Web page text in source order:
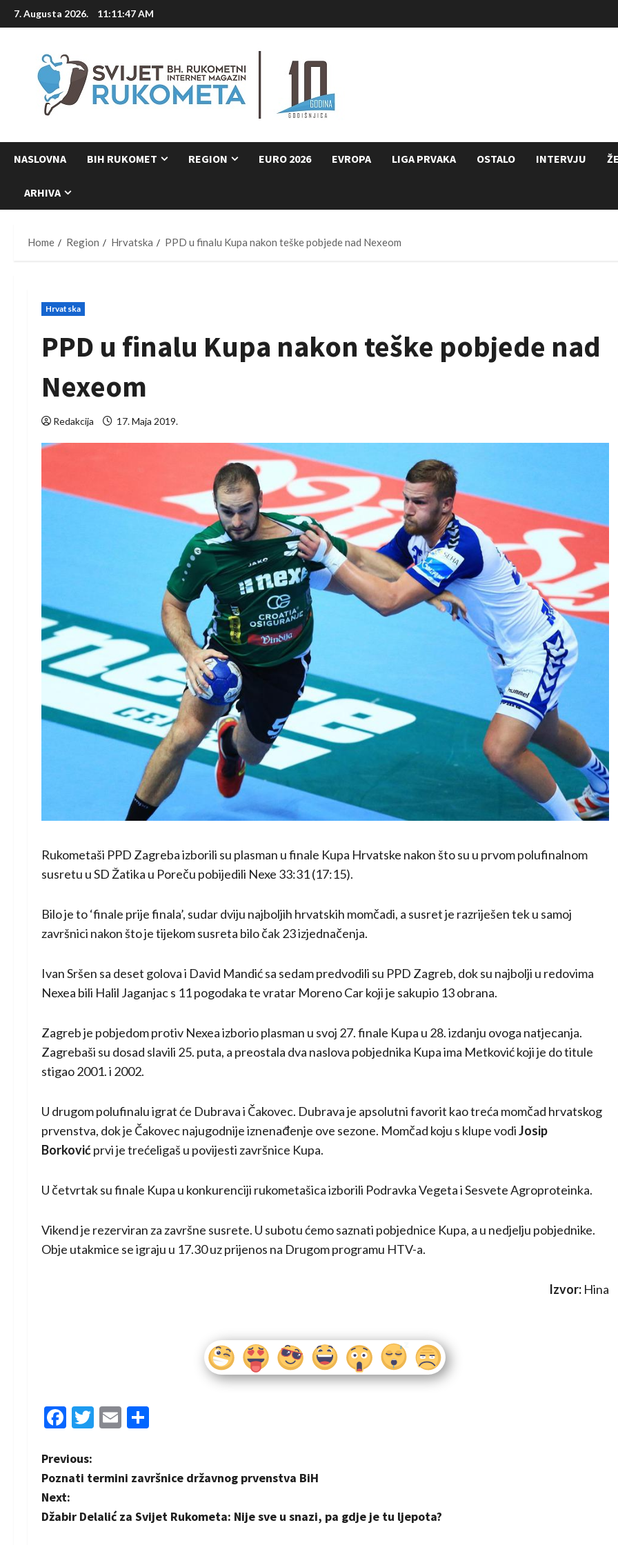
Skip
to
7. Augusta 2026. 11:11:48 AM
NASLOVNA BIH RUKOMET REGION EURO 2026 EVROPA LIGA PRVAKA OSTALO INTERVJU
ARHIVA
Home Region Hrvatska PPD u finalu Kupa nakon teške pobjede nad Nexeom
Hrvatska
PPD u finalu Kupa nakon teške pobjede nad
Nexeom
Redakcija 17. Maja 2019.
Rukometaši PPD Zagreba izborili su plasman u finale Kupa Hrvatske nakon što su u prvom polufinalnom
susretu u SD Žatika u Poreču pobijedili Nexe 33:31 (17:15).
Bilo je to ‘finale prije finala’, sudar dviju najboljih hrvatskih momčadi, a susret je razriješen tek u samoj
završnici nakon što je tijekom susreta bilo čak 23 izjednačenja.
Ivan Sršen sa deset golova i David Mandić sa sedam predvodili su PPD Zagreb, dok su najbolji u redovima
Nexea bili Halil Jaganjac s 11 pogodaka te vratar Moreno Car koji je sakupio 13 obrana.
Zagreb je pobjedom protiv Nexea izborio plasman u svoj 27. finale Kupa u 28. izdanju ovoga natjecanja.
Zagrebaši su dosad slavili 25. puta, a preostala dva naslova pobjednika Kupa ima Metković koji je do titule
stigao 2001. i 2002.
U drugom polufinalu igrat će Dubrava i Čakovec. Dubrava je apsolutni favorit kao treća momčad hrvatskog
prvenstva, dok je Čakovec najugodnije iznenađenje ove sezone. Momčad koju s klupe vodiJosip
Borkovićprvi je trećeligaš u povijesti završnice Kupa.
U četvrtak su finale Kupa u konkurenciji rukometašica izborili Podravka Vegeta i Sesvete Agroproteinka.
Vikend je rezerviran za završne susrete. U subotu ćemo saznati pobjednice Kupa, a u nedjelju pobjednike.
Obje utakmice se igraju u 17.30 uz prijenos na Drugom programu HTV-a.
Izvor: Hina
Facebook
Twitter
Email
P
o
s
Previous:
Poznati termini završnice državnog prvenstva BiH
Next:
Džabir Delalić za Svijet Rukometa: Nije sve u snazi, pa gdje je tu ljepota?